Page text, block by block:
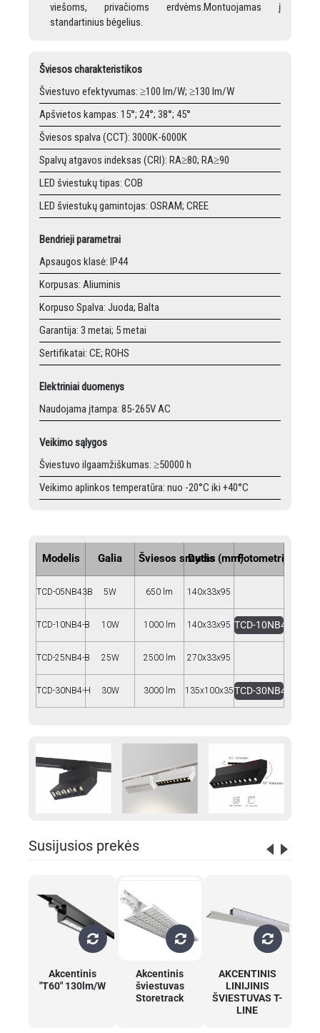
viešoms, privačioms erdvėms.Montuojamas į
standartinius bėgelius.
Šviesos charakteristikos
Šviestuvo efektyvumas: ≥100 lm/W; ≥130 lm/W
Apšvietos kampas: 15°; 24°; 38°; 45°
Šviesos spalva (CCT): 3000K-6000K
Spalvų atgavos indeksas (CRI): RA≥80; RA≥90
LED šviestukų tipas: COB
LED šviestukų gamintojas: OSRAM; CREE
Bendrieji parametrai
Apsaugos klasė: IP44
Korpusas: Aliuminis
Korpuso Spalva: Juoda; Balta
Garantija: 3 metai; 5 metai
Sertifikatai: CE; ROHS
Elektriniai duomenys
Naudojama įtampa: 85-265V AC
Veikimo sąlygos
Šviestuvo ilgaamžiškumas: ≥50000 h
Veikimo aplinkos temperatūra: nuo -20°C iki +40°C
Modelis Galia Šviesos srautasDydis (mm)Fotometrija
TCD-05NB43B 5W 650 lm 140x33x95
TCD-10NB4-B 10W 1000 lm 140x33x95 TCD-10NB4-B
TCD-25NB4-B 25W 2500 lm 270x33x95
TCD-30NB4-H 30W 3000 lm 135x100x35TCD-30NB4-H
Susijusios prekės
Akcentinis
"T60" 130lm/W
Akcentinis
šviestuvas
Storetrack
AKCENTINIS
LINIJINIS
ŠVIESTUVAS T-
LINE